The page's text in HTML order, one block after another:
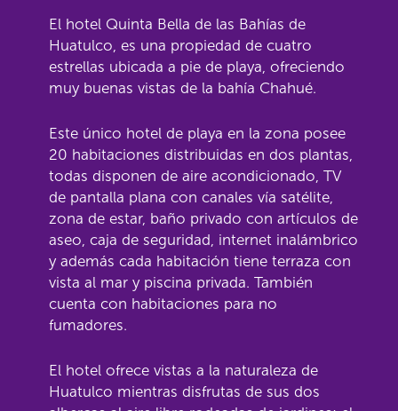
El hotel Quinta Bella de las Bahías de
Huatulco, es una propiedad de cuatro
estrellas ubicada a pie de playa, ofreciendo
muy buenas vistas de la bahía Chahué.
Este único hotel de playa en la zona posee
20 habitaciones distribuidas en dos plantas,
todas disponen de aire acondicionado, TV
de pantalla plana con canales vía satélite,
zona de estar, baño privado con artículos de
aseo, caja de seguridad, internet inalámbrico
y además cada habitación tiene terraza con
vista al mar y piscina privada. También
cuenta con habitaciones para no
fumadores.
El hotel ofrece vistas a la naturaleza de
Huatulco mientras disfrutas de sus dos